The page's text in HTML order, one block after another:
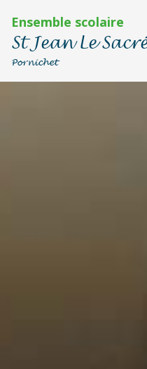
Ensemble scolaire
St Jean Le
Pornichet